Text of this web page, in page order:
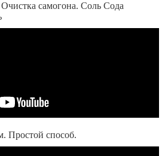
самогона. Соль Сода
Простой способ.